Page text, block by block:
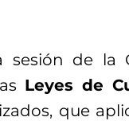
sesión de la
Leyes de
que